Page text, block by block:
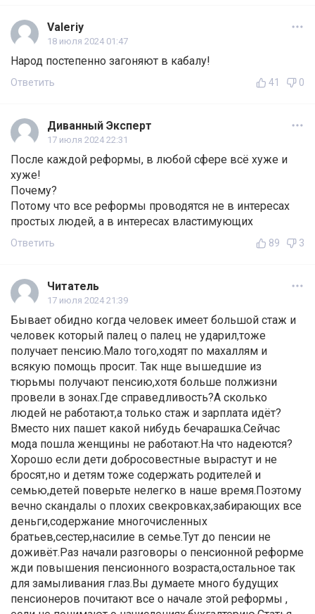
Valeriy
18 июля 2024 01:47
Народ постепенно загоняют в кабалу!
Ответить 41 0
Диванный Эксперт
17 июля 2024 22:31
После каждой реформы, в любой сфере всё хуже и
хуже!
Почему?
Потому что все реформы проводятся не в интересах
простых людей, а в интересах властимующих
Ответить 89 3
Читатель
17 июля 2024 21:39
Бывает обидно когда человек имеет большой стаж и
человек который палец о палец не ударил,тоже
получает пенсию.Мало того,ходят по махаллям и
всякую помощь просит. Так нще вышедшие из
тюрьмы получают пенсию,хотя больше полжизни
провели в зонах.Где справедливость?А сколько
людей не работают,а только стаж и зарплата идёт?
Вместо них пашет какой нибудь бечарашка.Сейчас
мода пошла женщины не работают.На что надеются?
Хорошо если дети добросовестные вырастут и не
бросят,но и детям тоже содержать родителей и
семью,детей поверьте нелегко в наше время.Поэтому
вечно скандалы о плохих свекровках,забирающих все
деньги,содержание многочисленных
братьев,сестер,насилие в семье.Тут до пенсии не
доживёт.Раз начали разговоры о пенсионной реформе
жди повышения пенсионного возраста,остальное так
для замыливания глаз.Вы думаете много будущих
пенсионеров почитают все о начале этой реформы ,